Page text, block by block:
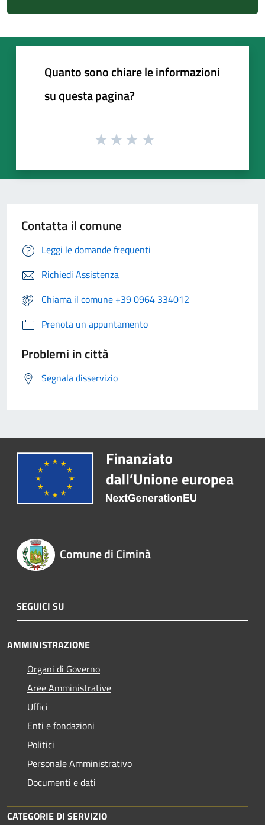
Quanto sono chiare le informazioni
su questa pagina?
Contatta il comune
Leggi le domande frequenti
Richiedi Assistenza
Chiama il comune +39 0964 334012
Prenota un appuntamento
Problemi in città
Segnala disservizio
Comune di Ciminà
SEGUICI SU
AMMINISTRAZIONE
Organi di Governo
Aree Amministrative
Uffici
Enti e fondazioni
Politici
Personale Amministrativo
Documenti e dati
CATEGORIE DI SERVIZIO